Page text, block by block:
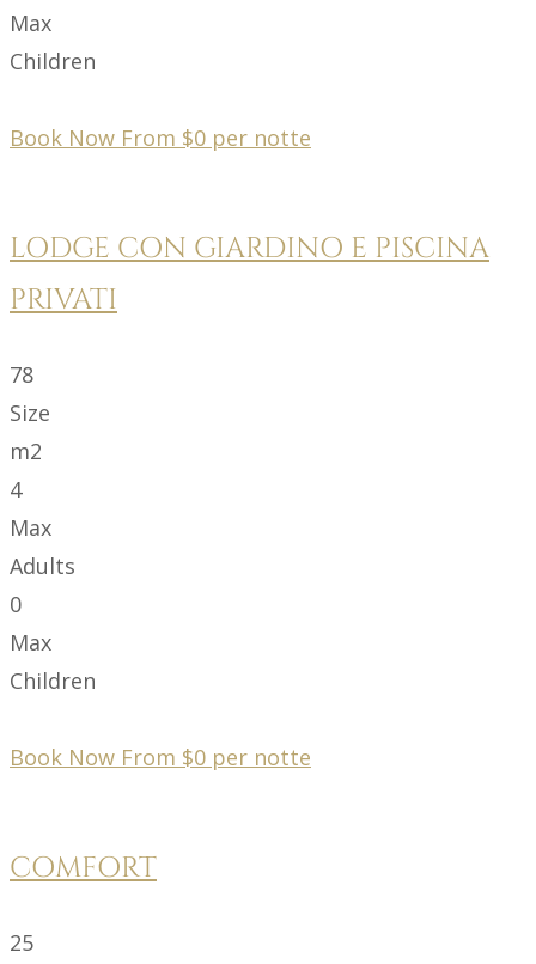
Max
Children
Book Now From $0 per notte
LODGE CON GIARDINO E PISCINA
PRIVATI
78
Size
m2
4
Max
Adults
0
Max
Children
Book Now From $0 per notte
COMFORT
25